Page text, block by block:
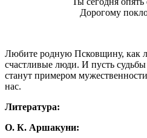
Дорогому
Любите родную Псковщину, как
счастливые люди. И пусть
станут примером
нас.
Литература:
О. К. Аршакуни: